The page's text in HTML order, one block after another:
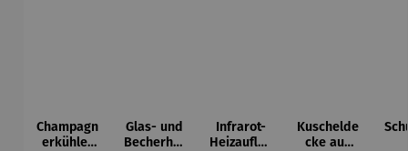
Champagn
erkühler
Glas- und
Becherhal
Infrarot-
Heizauflag
Kuschelde
cke aus